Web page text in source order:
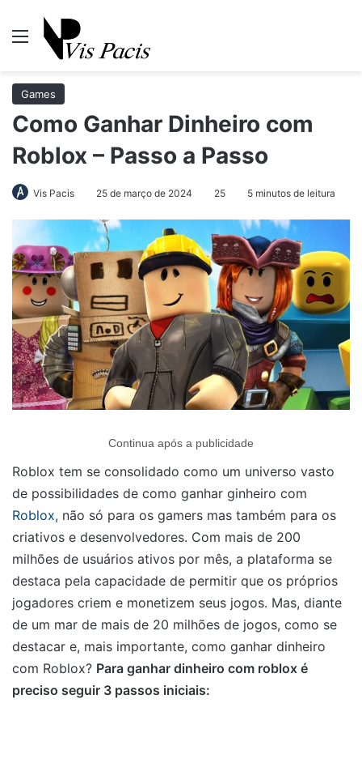
Menu
Games
Como Ganhar Dinheiro com
Roblox – Passo a Passo
Vis Pacis 25 de março de 2024 25 5 minutos de leitura
Continua após a publicidade
Roblox tem se consolidado como um universo vasto
de possibilidades de como ganhar ginheiro com
Roblox, não só para os gamers mas também para os
criativos e desenvolvedores. Com mais de 200
milhões de usuários ativos por mês, a plataforma se
destaca pela capacidade de permitir que os próprios
jogadores criem e monetizem seus jogos. Mas, diante
de um mar de mais de 20 milhões de jogos, como se
destacar e, mais importante, como ganhar dinheiro
com Roblox? Para ganhar dinheiro com roblox é
preciso seguir 3 passos iniciais: